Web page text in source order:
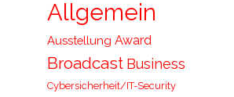
Allgemein
Ausstellung Award
Broadcast Business
Cybersicherheit/IT-Security